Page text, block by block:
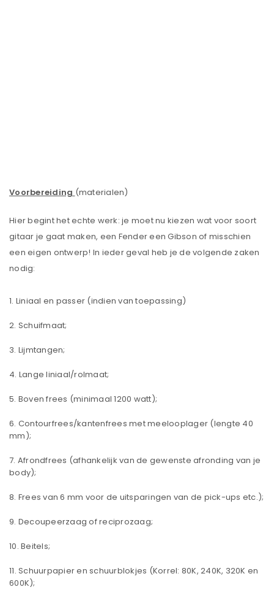
Voorbereiding (materialen)
Hier begint het echte werk: je moet nu kiezen wat voor soort
gitaar je gaat maken, een Fender een Gibson of misschien
een eigen ontwerp! In ieder geval heb je de volgende zaken
nodig:
Liniaal en passer (indien van toepassing)
Schuifmaat;
Lijmtangen;
Lange liniaal/rolmaat;
Boven frees (minimaal 1200 watt);
Contourfrees/kantenfrees met meelooplager (lengte 40
mm);
Afrondfrees (afhankelijk van de gewenste afronding van je
body);
Frees van 6 mm voor de uitsparingen van de pick-ups etc.);
Decoupeerzaag of reciprozaag;
Beitels;
Schuurpapier en schuurblokjes (Korrel: 80K, 240K, 320K en
600K);